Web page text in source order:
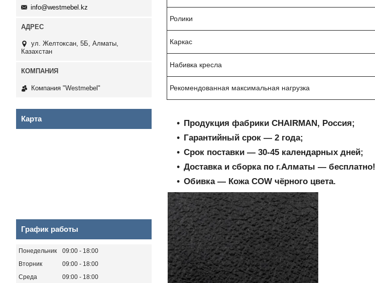
Ролики
Каркас
Набивка кресла
Рекомендованная максимальная нагрузка
Продукция фабрики CHAIRMAN, Россия;
Гарантийный срок ― 2 года;
Срок поставки ― 30-45 календарных дней;
Доставка и сборка по г.Алматы ― бесплатно!
Обивка ― Кожа COW чёрного цвета.
info@westmebel.kz
ул. Желтоксан, 5Б, Алматы,
Казахстан
Компания "Westmebel"
Карта
График работы
Понедельник 09:00
18:00
Вторник
09:00
18:00
Среда
09:00
18:00